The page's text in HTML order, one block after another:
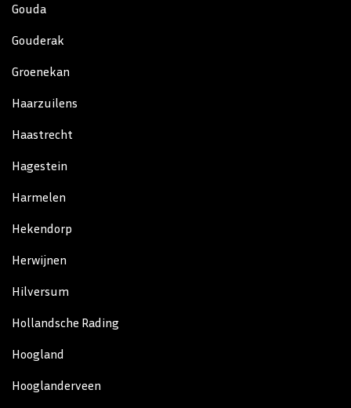
Gouda
Gouderak
Groenekan
Haarzuilens
Haastrecht
Hagestein
Harmelen
Hekendorp
Herwijnen
Hilversum
Hollandsche Rading
Hoogland
Hooglanderveen